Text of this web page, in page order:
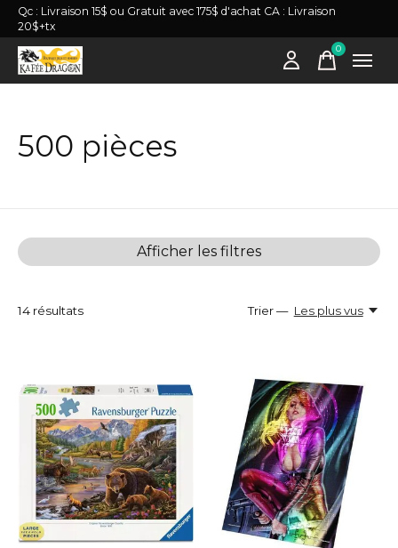
Qc : Livraison 15$ ou Gratuit avec 175$ d'achat CA : Livraison
20$+tx
0items
500 pièces
Afficher les filtres
14 résultats Trier — Les plus vus